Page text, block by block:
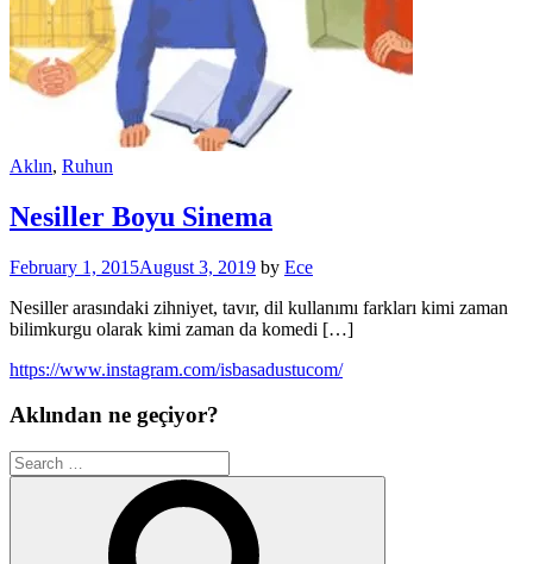
Aklın, Ruhun
Nesiller Boyu Sinema
February 1, 2015August 3, 2019 by Ece
Nesiller arasındaki zihniyet, tavır, dil kullanımı farkları kimi zaman
bilimkurgu olarak kimi zaman da komedi […]
https://www.instagram.com/isbasadustucom/
Aklından ne geçiyor?
Search
for: